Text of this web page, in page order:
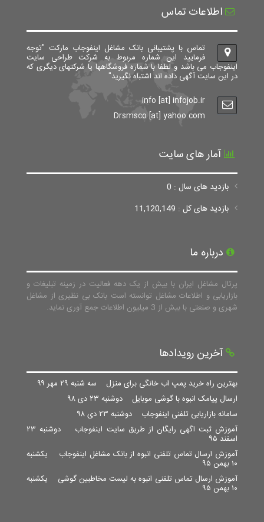
اطلاعات تماس
تماس با پشتیبانی بانک مشاغل اینفوجاب مارکت "توجه
فرمایید این شماره مربوط به شرکت طراحی سایت
اینفوجاب می باشد و لطفا با شماره فروشگاهها یا شرکتهای دیگری که
در این سایت آگهی داده اند اشتباه نگیرید"
info [at] infojob.ir
Drsmsco [at] yahoo.com
آمار های سایت
بازدید های سال : 0
بازدید های کل : 11,120,149
درباره ما
پرتال مشاغل ایران با بیش از یک دهه فعالیت در زمینه تبلیغات و
بازاریابی و اطلاعات مشاغل توانسته است بانک بی نظیری از مشاغل
شهری و صنعتی با بیش از 3 میلیون اطلاعات جمع آوری نماید.
آخرین رویدادها
بهترین راه خرید پمپ اب خانگی برای منزل سه شنبه ۲۹ مهر ۹۹
ارسال پیامک انبوه با گوشی موبایل دوشنبه ۲۳ دی ۹۸
سامانه بازاریابی تلفنی اینفوجاب دوشنبه ۲۳ دی ۹۸
آموزش ثبت اگهی رایگان از طریق سایت اینفوجاب
دوشنبه ۲۳
اسفند ۹۵
آموزش ارسال تماس تلفنی انبوه از بانک مشاغل اینفوجاب یکشنبه
۱۰ بهمن ۹۵
آموزش ارسال تماس تلفنی انبوه به لیست مخاطبین گوشی یکشنبه
۱۰ بهمن ۹۵